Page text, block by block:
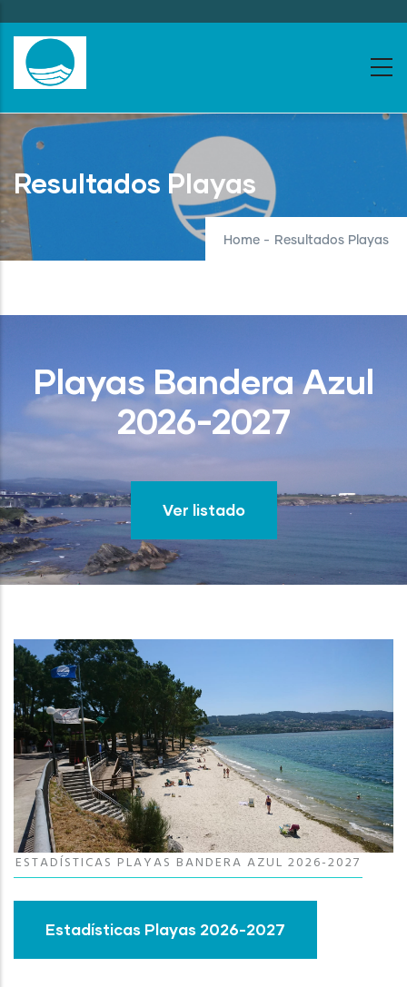
to
main
content
Resultados Playas
Home - Resultados Playas
Playas Bandera Azul
2026-2027
Ver listado
ESTADÍSTICAS PLAYAS BANDERA AZUL 2026-2027
Estadísticas Playas 2026-2027